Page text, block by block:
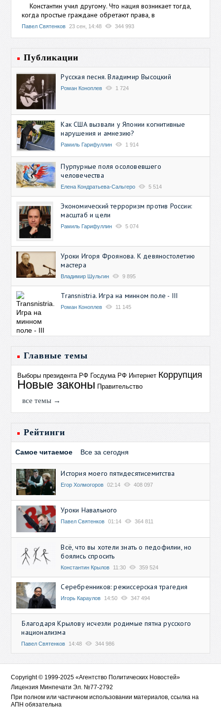
Константин учил другому. Что нация возникает тогда,
когда простые граждане обретают права, в
Павел Святенков 23 сен, 14:48 344 993
Публикации
Русская песня. Владимир Высоцкий
Роман Коноплев 1 724
Как США вызвали у Японии когнитивные
нарушения и амнезию?
Рамиль Гарифуллин 1 914
Пурпурные поля осоловевшего
человечества
Елена Кондратьева-Сальгеро 5 514
Экономический терроризм против России:
масштаб и цели
Рамиль Гарифуллин 5 074
Уроки Игоря Фроянова. К девяностолетию
мастера
Владимир Шульгин 9 895
Transnistria. Игра на минном поле - III
Роман Коноплев 11 145
Главные темы
Выборы президента РФ Госдума РФ Интернет Коррупция
Новые законы Правительство
все темы →
Рейтинги
Самое читаемое Все за сегодня
История моего пятидесятисемитства
Егор Холмогоров 02:14 408 097
Уроки Навального
Павел Святенков 01:14 364 811
Всё, что вы хотели знать о педофилии, но
боялись спросить
Константин Крылов 11:30 359 524
Серебренников: режиссерская трагедия
Игорь Караулов 14:50 347 494
Благодаря Крылову исчезли родимые пятна русского
национализма
Павел Святенков 14:48 344 986
Copyright © 1999-2025 «Агентство Политических Новостей»
Лицензия Минпечати Эл. №77-2792
При полном или частичном использовании материалов, ссылка на
АПН обязательна